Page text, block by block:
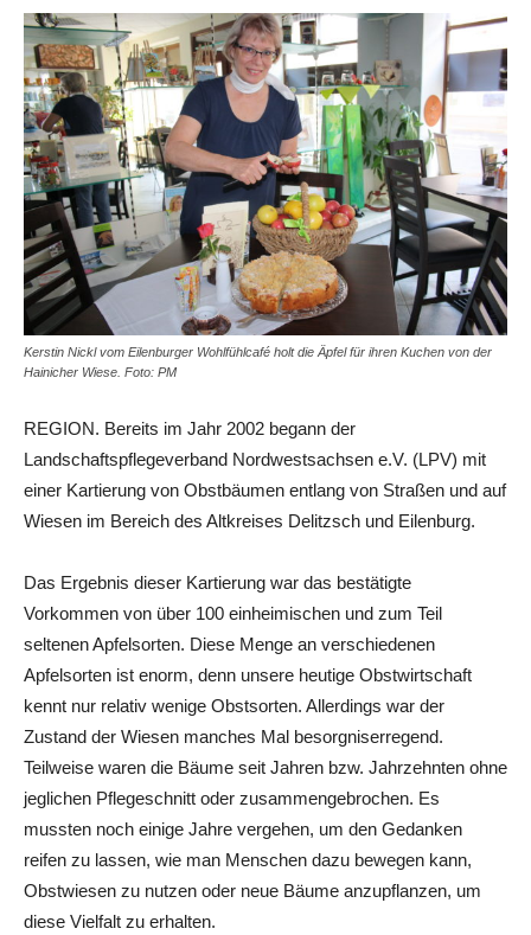
Kerstin Nickl vom Eilenburger Wohlfühlcafé holt die Äpfel für ihren Kuchen von der
Hainicher Wiese. Foto: PM
REGION. Bereits im Jahr 2002 begann der
Landschaftspflegeverband Nordwestsachsen e.V. (LPV) mit
einer Kartierung von Obstbäumen entlang von Straßen und auf
Wiesen im Bereich des Altkreises Delitzsch und Eilenburg.
Das Ergebnis dieser Kartierung war das bestätigte
Vorkommen von über 100 einheimischen und zum Teil
seltenen Apfelsorten. Diese Menge an verschiedenen
Apfelsorten ist enorm, denn unsere heutige Obstwirtschaft
kennt nur relativ wenige Obstsorten. Allerdings war der
Zustand der Wiesen manches Mal besorgniserregend.
Teilweise waren die Bäume seit Jahren bzw. Jahrzehnten ohne
jeglichen Pflegeschnitt oder zusammengebrochen. Es
mussten noch einige Jahre vergehen, um den Gedanken
reifen zu lassen, wie man Menschen dazu bewegen kann,
Obstwiesen zu nutzen oder neue Bäume anzupflanzen, um
diese Vielfalt zu erhalten.